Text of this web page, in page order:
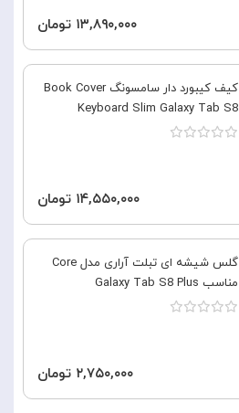
۱۳,۸۹۰,۰۰۰ تومان
کیف کیبورد دار سامسونگ Book Cover
Keyboard Slim Galaxy Tab S8
۱۴,۵۵۰,۰۰۰ تومان
گلس شیشه ای تبلت آراری مدل Core
مناسب Galaxy Tab S8 Plus
۲,۷۵۰,۰۰۰ تومان